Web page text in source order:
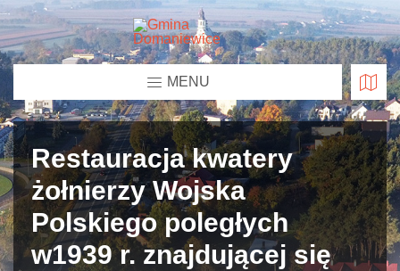
MENU
Restauracja kwatery
żołnierzy Wojska
Polskiego poległych
w1939 r. znajdującej się